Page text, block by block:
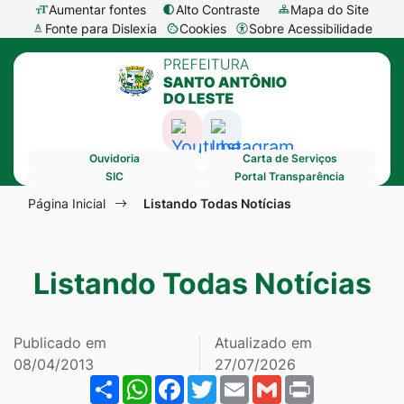
Seção
de
acessibilidade
Ir
para
o
a
busca
Aumentar fontes Alto Contraste
Mapa do Site
Fonte para Dislexia
Cookies
Abrir
preferências
de
cookies
Sobre Acessibilidade
Acessar
Rede
Acessar
Rede
Ouvidoria
Carta de Serviços
SIC
Portal Transparência
Seção
principal
Página Inicial Listando Todas Notícias
Listando Todas Notícias
Publicado em
08/04/2013
Atualizado em
27/07/2026
ShareWhatsApp
Facebook
Twitter
EmailGmail